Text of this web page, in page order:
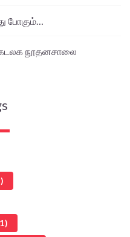
போகும்…
கடலக நூதனசாலை